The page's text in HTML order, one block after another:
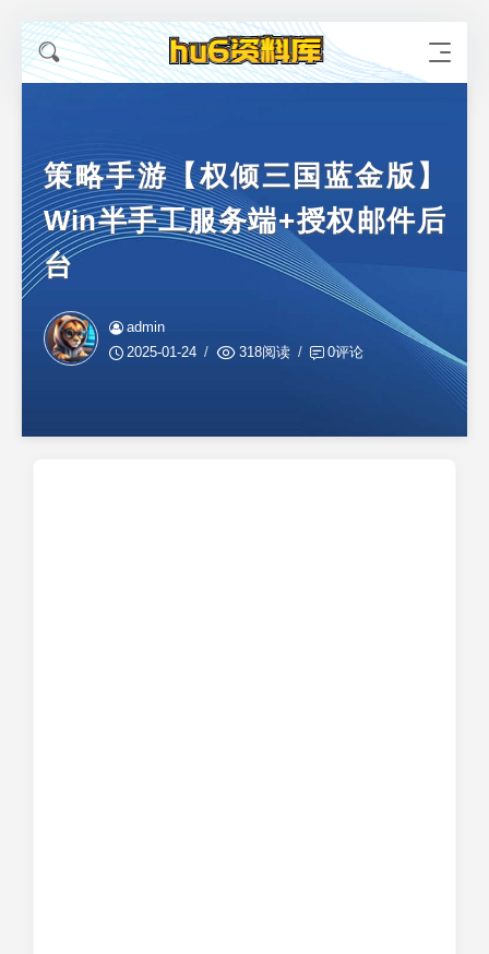
策略手游【权倾三国蓝金版】
Win半手工服务端+授权邮件后
台
admin
2025-01-24
318阅读 0评论